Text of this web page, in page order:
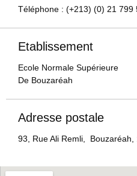
Téléphone : (+213) (0) 21 799
Etablissement
Ecole Normale Supérieure
De Bouzaréah
Adresse postale
93, Rue Ali Remli, Bouzaréah,